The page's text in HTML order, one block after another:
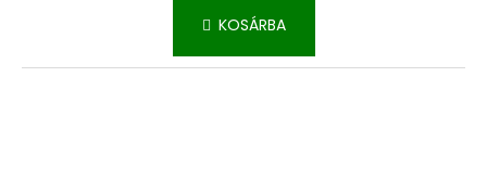
KOSÁRBA